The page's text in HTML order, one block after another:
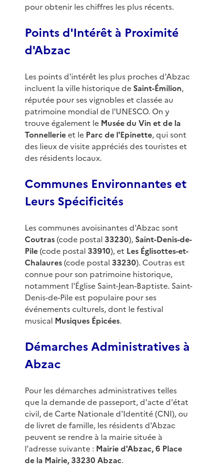
pour obtenir les chiffres les plus récents.
Points d'Intérêt à Proximité
d'Abzac
Les points d'intérêt les plus proches d'Abzac
incluent la ville historique de Saint-Émilion,
réputée pour ses vignobles et classée au
patrimoine mondial de l'UNESCO. On y
trouve également le Musée du Vin et de la
Tonnellerieet le Parc de l'Epinette, qui sont
des lieux de visite appréciés des touristes et
des résidents locaux.
Communes Environnantes et
Leurs Spécificités
Les communes avoisinantes d'Abzac sont
Coutras(code postal 33230), Saint-Denis-de-
Pile(code postal 33910), et Les Églisottes-et-
Chalaures(code postal 33230). Coutras est
connue pour son patrimoine historique,
notamment l'Église Saint-Jean-Baptiste. Saint-
Denis-de-Pile est populaire pour ses
événements culturels, dont le festival
musical Musiques Épicées.
Démarches Administratives à
Abzac
Pour les démarches administratives telles
que la demande de passeport, d'acte d'état
civil, de Carte Nationale d'Identité (CNI), ou
de livret de famille, les résidents d'Abzac
peuvent se rendre à la mairie située à
l'adresse suivante : Mairie d'Abzac, 6 Place
de la Mairie, 33230 Abzac.